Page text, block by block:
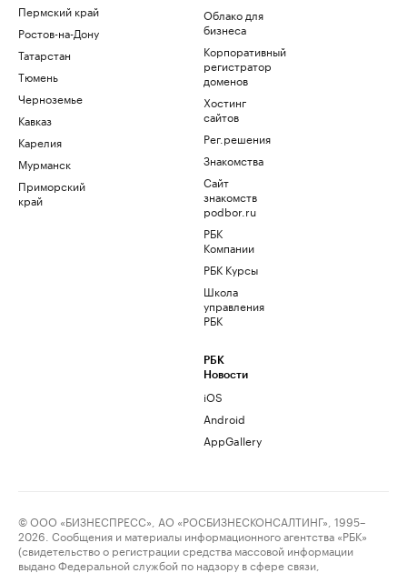
Пермский край
Ростов-на-Дону
Татарстан
Тюмень
Черноземье
Кавказ
Карелия
Мурманск
Приморский
край
Облако для
бизнеса
Корпоративный
регистратор
доменов
Хостинг
сайтов
Рег.решения
Знакомства
Сайт
знакомств
podbor.ru
РБК
Компании
РБК Курсы
Школа
управления
РБК
РБК
Новости
iOS
Android
AppGallery
© ООО «БИЗНЕСПРЕСС», АО «РОСБИЗНЕСКОНСАЛТИНГ», 1995–
2026. Сообщения и материалы информационного агентства «РБК»
(свидетельство о регистрации средства массовой информации
выдано Федеральной службой по надзору в сфере связи,